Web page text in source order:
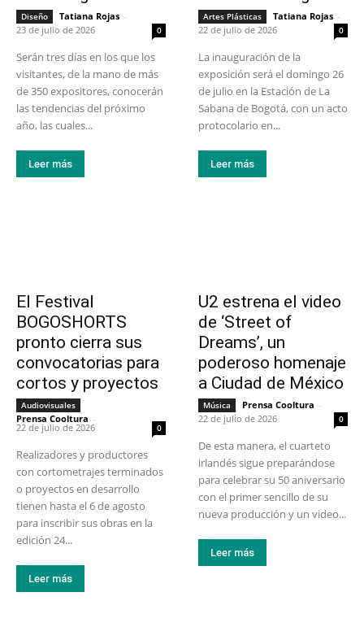
Diseño Tatiana Rojas -
23 de julio de 2026
0
Serán tres días en los que los
visitantes, de la mano de más
de 350 expositores, conocerán
las tendencias del próximo
año, las cuales...
Leer más
Artes Plásticas Tatiana Rojas -
22 de julio de 2026
0
La inauguración de la
exposición será el domingo 26
de julio en la Estación de La
Sabana de Bogotá, con un acto
protocolario en...
Leer más
El Festival
BOGOSHORTS
pronto cierra sus
convocatorias para
cortos y proyectos
Audiovisuales
Prensa Cooltura -
22 de julio de 2026 0
Realizadores y productores
con cortometrajes terminados
o proyectos en desarrollo
tienen hasta el 6 de agosto
para inscribir sus obras en la
edición 24...
Leer más
U2 estrena el video
de ‘Street of
Dreams’, un
poderoso homenaje
a Ciudad de México
Música Prensa Cooltura -
22 de julio de 2026
0
De esta manera, el cuarteto
irlandés sigue preparándose
para celebrar su 50 aniversario
con el primer sencillo de su
nueva producción y un video...
Leer más